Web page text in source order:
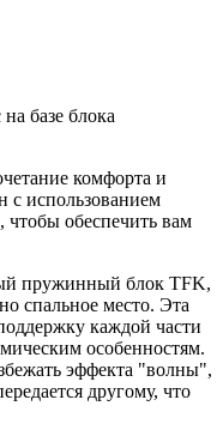
базе блока
комфорта и
с использованием
чтобы обеспечить вам
пружинный блок TFK,
спальное место. Эта
каждой части
особенностям.
эффекта "волны",
другому, что